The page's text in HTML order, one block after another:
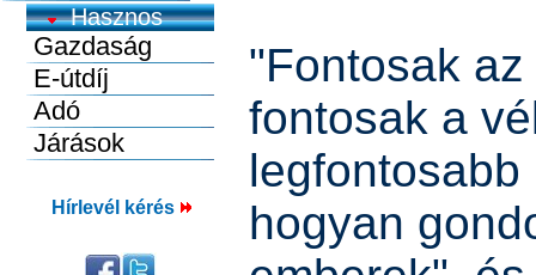
Hírlevél kérés
"Fontosak
fontosak a
hogyan